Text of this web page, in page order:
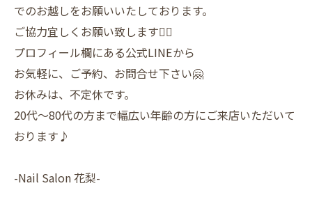
でのお越しをお願いいたしております。
ご協力宜しくお願い致します🙇‍♀️
プロフィール欄にある公式LINEから
お気軽に、ご予約、お問合せ下さい🤗
お休みは、不定休です。
20代〜80代の方まで幅広い年齢の方にご来店いただいて
おります♪
-Nail Salon 花梨-